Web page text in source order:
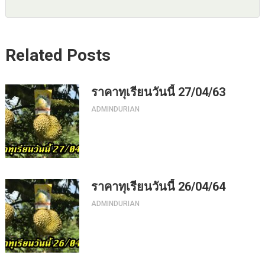
Related Posts
ราคาทุเรียนวันนี้ 27/04/63
ADMINDURIAN
ราคาทุเรียนวันนี้ 26/04/64
ADMINDURIAN